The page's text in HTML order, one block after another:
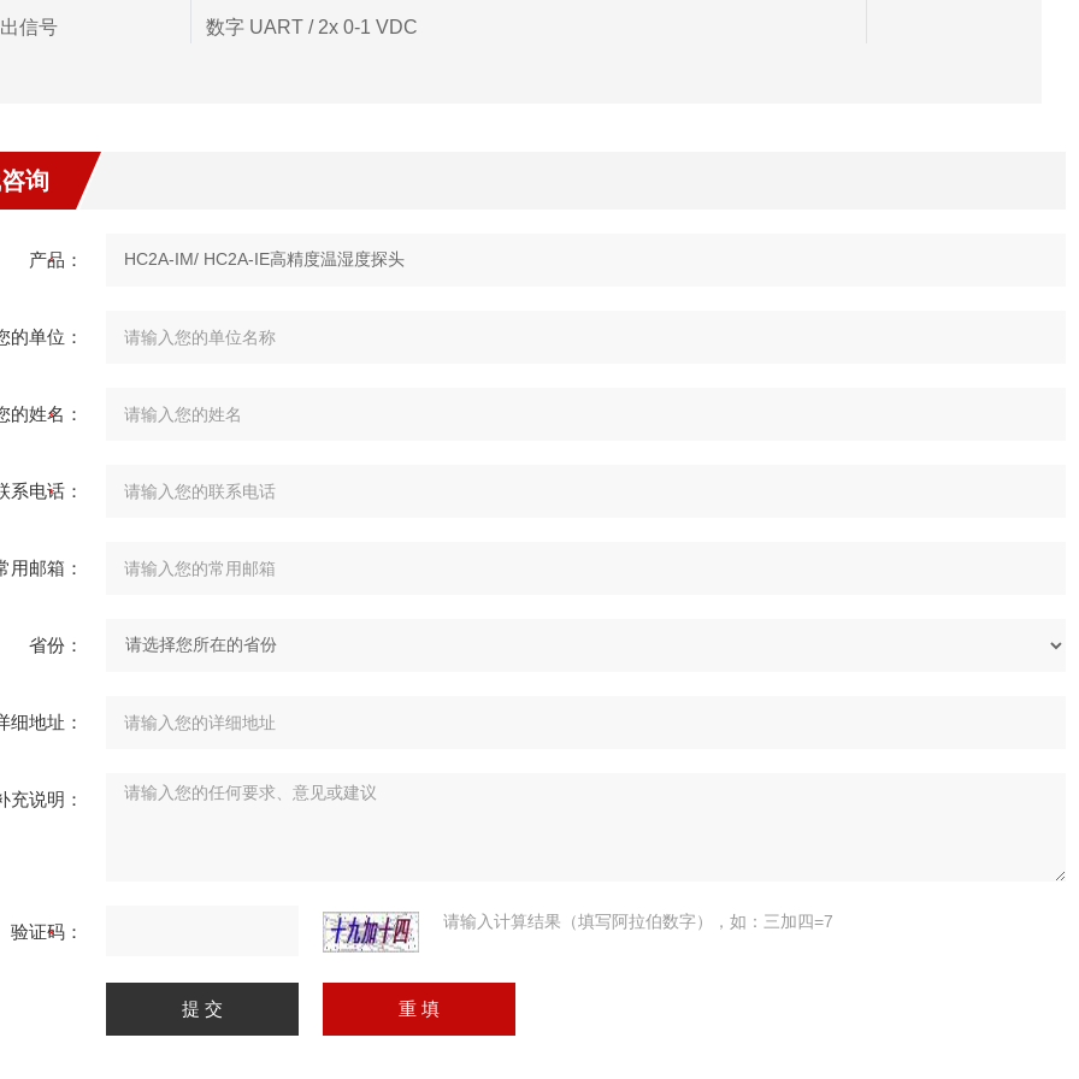
信号 数字 UART / 2x 0-1 VDC
询
产品：
的单位：
的姓名：
系电话：
用邮箱：
省份：
细地址：
充说明：
验证码： 请输入计算结果（填写阿拉伯数字），如：三加四=7